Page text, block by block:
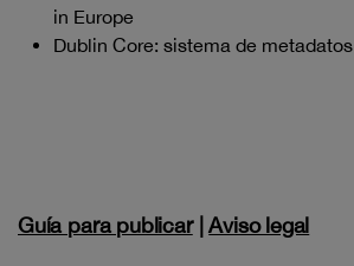
in Europe
Dublin Core: sistema de
Guía para publicar|Aviso legal